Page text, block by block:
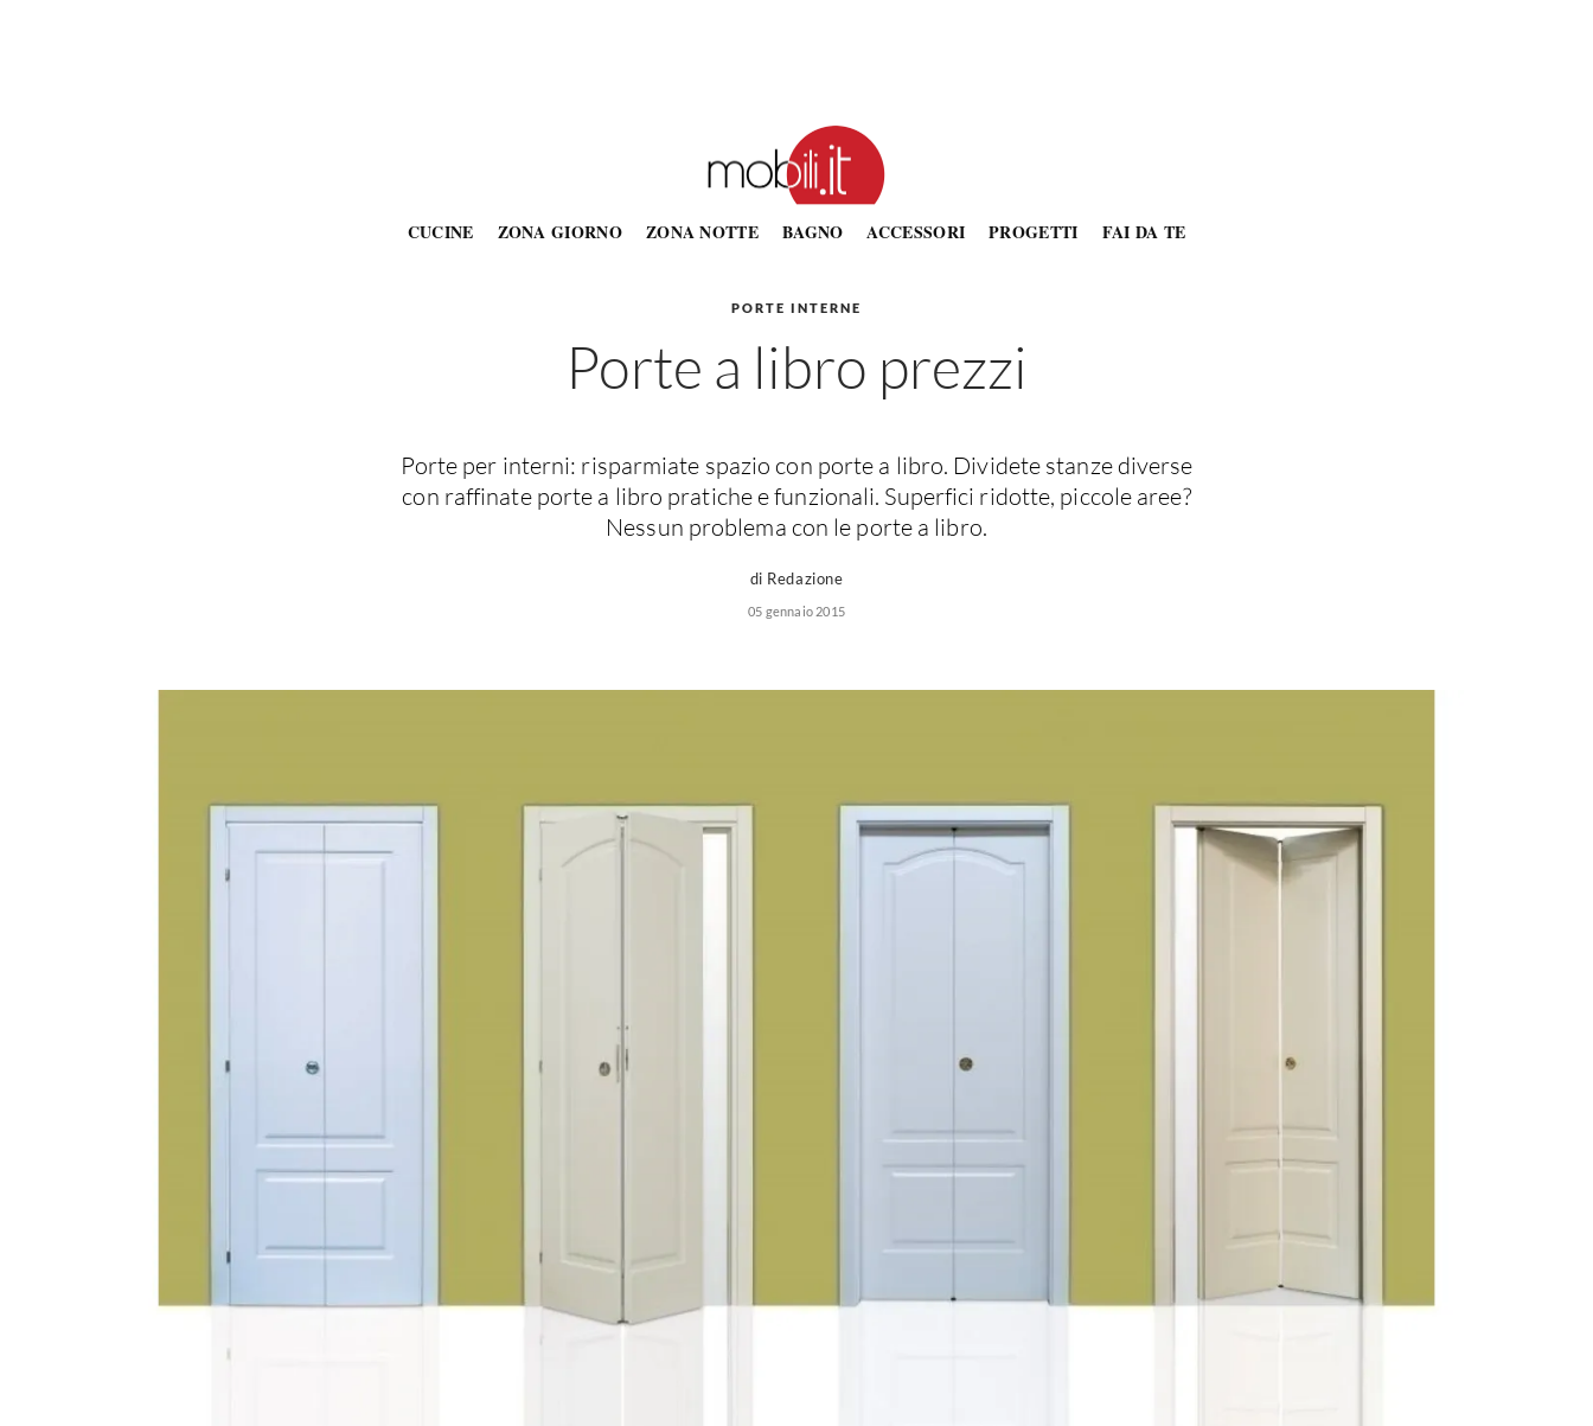
CUCINE ZONA GIORNO ZONA NOTTE BAGNO ACCESSORI PROGETTI FAI DA TE
PORTE INTERNE
Porte a libro prezzi
Porte per interni: risparmiate spazio con porte a libro. Dividete stanze diverse
con raffinate porte a libro pratiche e funzionali. Superfici ridotte, piccole aree?
Nessun problema con le porte a libro.
di Redazione
05 gennaio 2015